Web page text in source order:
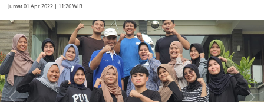
Jumat 01 Apr 2022 | 11:26 WIB